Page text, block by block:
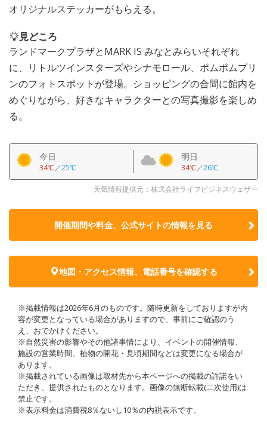
オリジナルステッカーがもらえる。
見どころ
ランドマークプラザとMARK IS みなとみらいそれぞれ
に、リトルツインスターズやシナモロール、ポムポムプリ
ンのフォトスポットが登場。ショッピングの合間に館内を
めぐりながら、好きなキャラクターとの写真撮影を楽しめ
る。
今日
34℃／25℃
明日
34℃／26℃
天気情報提供元：株式会社ライフビジネスウェザー
開催期間や料金、公式サイトの情報を見る
地図・アクセス情報、電話番号を確認する
※掲載情報は2026年6月のものです。随時更新をしておりますが内
容が変更となっている場合がありますので、事前にご確認のう
え、おでかけください。
※自然災害の影響やその他諸事情により、イベントの開催情報、
施設の営業時間、植物の開花・見頃期間などは変更になる場合が
あります。
※掲載されている画像は取材先から本ページへの掲載の許諾をい
ただき、提供されたものとなります。画像の無断転載(二次使用)は
禁止です。
※表示料金は消費税8％ないし10％の内税表示です。